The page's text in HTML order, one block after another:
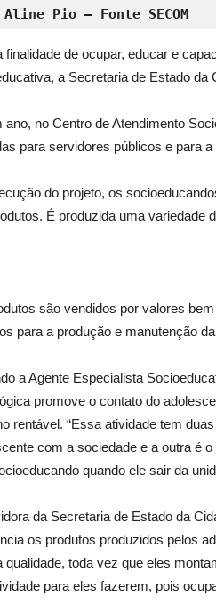
Pio – Fonte SECOM
finalidade de ocupar, educar e
a Secretaria de Estado da
ano, no Centro de Atendimento
para servidores públicos e para
do projeto, os
É produzida uma variedade
são vendidos por valores
para a produção e manutenção
a Agente Especialista
promove o contato do
rentável. “Essa atividade tem
com a sociedade e a outra é
quando ele sair da
da Secretaria de Estado da
os produtos produzidos pelos
qualidade, toda vez que eles
para eles fazerem, pois